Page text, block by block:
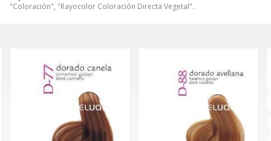
"Coloración", "Rayocolor Coloración Directa Vegetal".